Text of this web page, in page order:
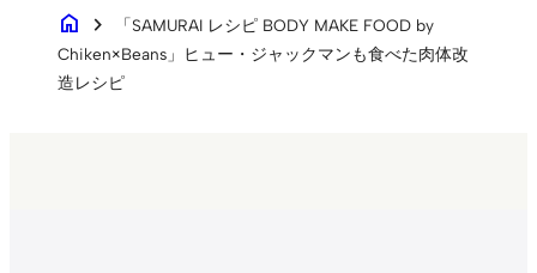
home chevron_right
「SAMURAI レシピ BODY MAKE FOOD by
Chiken×Beans」ヒュー・ジャックマンも食べた肉体改
造レシピ